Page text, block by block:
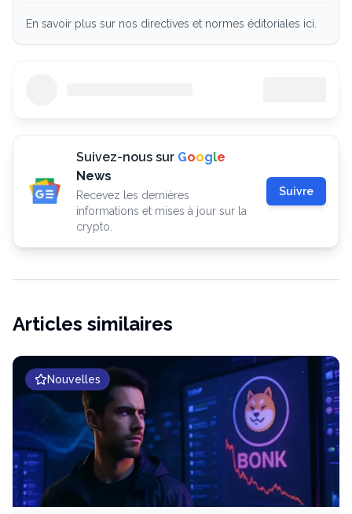
En savoir plus sur nos directives et normes éditoriales ici.
Suivez-nous sur Google
News
Recevez les dernières
informations et mises à jour sur la
crypto.
Suivre
Articles similaires
Nouvelles